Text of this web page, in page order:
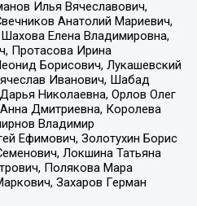
Илья Вячеславович,
Анатолий Мариевич,
Елена Владимировна,
Протасова Ирина
Борисович, Лукашевский
Иванович, Шабад
Николаевна, Орлов Олег
Дмитриевна, Королева
Владимир
Ефимович, Золотухин Борис
Локшина Татьяна
Полякова Мара
Захаров Герман